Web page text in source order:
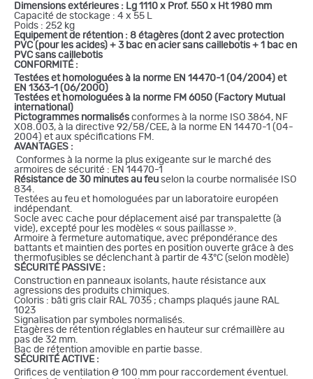
Dimensions extérieures : Lg 1110 x Prof. 550 x Ht 1980 mm
Capacité de stockage : 4 x 55 L
Poids : 252 kg
Equipement de rétention : 8 étagères (dont 2 avec protection
PVC (pour les acides) + 3 bac en acier sans caillebotis + 1 bac en
PVC sans caillebotis
CONFORMITÉ :
Testées et homologuées à la norme EN 14470-1 (04/2004) et
EN 1363-1 (06/2000)
Testées et homologuées à la norme FM 6050 (Factory Mutual
international)
Pictogrammes normalisés conformes à la norme ISO 3864, NF
X08.003, à la directive 92/58/CEE, à la norme EN 14470-1 (04-
2004) et aux spécifications FM.
AVANTAGES :
Conformes à la norme la plus exigeante sur le marché des
armoires de sécurité : EN 14470-1
Résistance de 30 minutes au feu selon la courbe normalisée ISO
834.
Testées au feu et homologuées par un laboratoire européen
indépendant.
Socle avec cache pour déplacement aisé par transpalette (à
vide), excepté pour les modèles « sous paillasse ».
Armoire à fermeture automatique, avec prépondérance des
battants et maintien des portes en position ouverte grâce à des
thermofusibles se déclenchant à partir de 43°C (selon modèle)
SÉCURITÉ PASSIVE :
Construction en panneaux isolants, haute résistance aux
agressions des produits chimiques.
Coloris : bâti gris clair RAL 7035 ; champs plaqués jaune RAL
1023
Signalisation par symboles normalisés.
Etagères de rétention réglables en hauteur sur crémaillère au
pas de 32 mm.
Bac de rétention amovible en partie basse.
SÉCURITÉ ACTIVE :
Orifices de ventilation Ø 100 mm pour raccordement éventuel.